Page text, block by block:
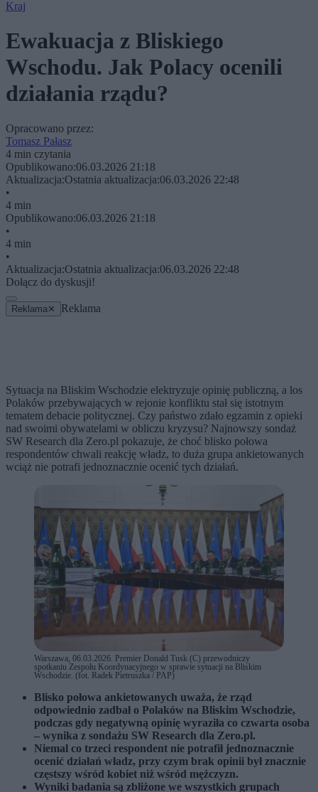
Kraj
Ewakuacja z Bliskiego
Wschodu. Jak Polacy ocenili
działania rządu?
Opracowano przez:
Tomasz Pałasz
4 min czytania
Opublikowano:06.03.2026 21:18
Aktualizacja:Ostatnia aktualizacja:06.03.2026 22:48
•
4 min
Opublikowano:06.03.2026 21:18
•
4 min
•
Aktualizacja:Ostatnia aktualizacja:06.03.2026 22:48
Dołącz do dyskusji!
Reklama ✕ Reklama
Sytuacja na Bliskim Wschodzie elektryzuje opinię publiczną, a los
Polaków przebywających w rejonie konfliktu stał się istotnym
tematem debacie politycznej. Czy państwo zdało egzamin z opieki
nad swoimi obywatelami w obliczu kryzysu? Najnowszy sondaż
SW Research dla Zero.pl pokazuje, że choć blisko połowa
respondentów chwali reakcję władz, to duża grupa ankietowanych
wciąż nie potrafi jednoznacznie ocenić tych działań.
Warszawa, 06.03.2026. Premier Donald Tusk (C) przewodniczy
spotkaniu Zespołu Koordynacyjnego w sprawie sytuacji na Bliskim
Wschodzie. (fot. Radek Pietruszka / PAP)
Blisko połowa ankietowanych uważa, że rząd
odpowiednio zadbał o Polaków na Bliskim Wschodzie,
podczas gdy negatywną opinię wyraziła co czwarta osoba
– wynika z sondażu SW Research dla Zero.pl.
Niemal co trzeci respondent nie potrafił jednoznacznie
ocenić działań władz, przy czym brak opinii był znacznie
częstszy wśród kobiet niż wśród mężczyzn.
Wyniki badania są zbliżone we wszystkich grupach